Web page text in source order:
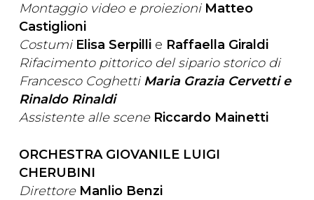
Montaggio video e proiezioni Matteo
Castiglioni
Costumi Elisa Serpilli e Raffaella Giraldi
Rifacimento pittorico del sipario storico di
Francesco CoghettiMaria Grazia Cervetti e
Rinaldo Rinaldi
Assistente alle scene Riccardo Mainetti
ORCHESTRA GIOVANILE LUIGI
CHERUBINI
Direttore Manlio Benzi